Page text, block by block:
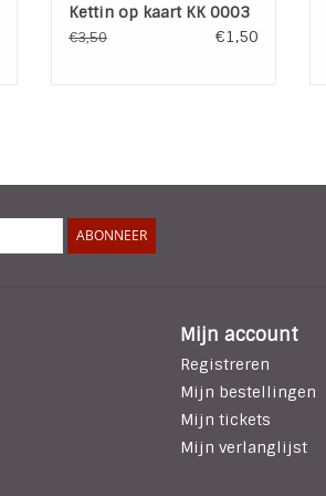
Kettin op kaart KK 0003
€3,50 €1,50
ABONNEER
Mijn account
Registreren
Mijn bestellingen
Mijn tickets
Mijn verlanglijst